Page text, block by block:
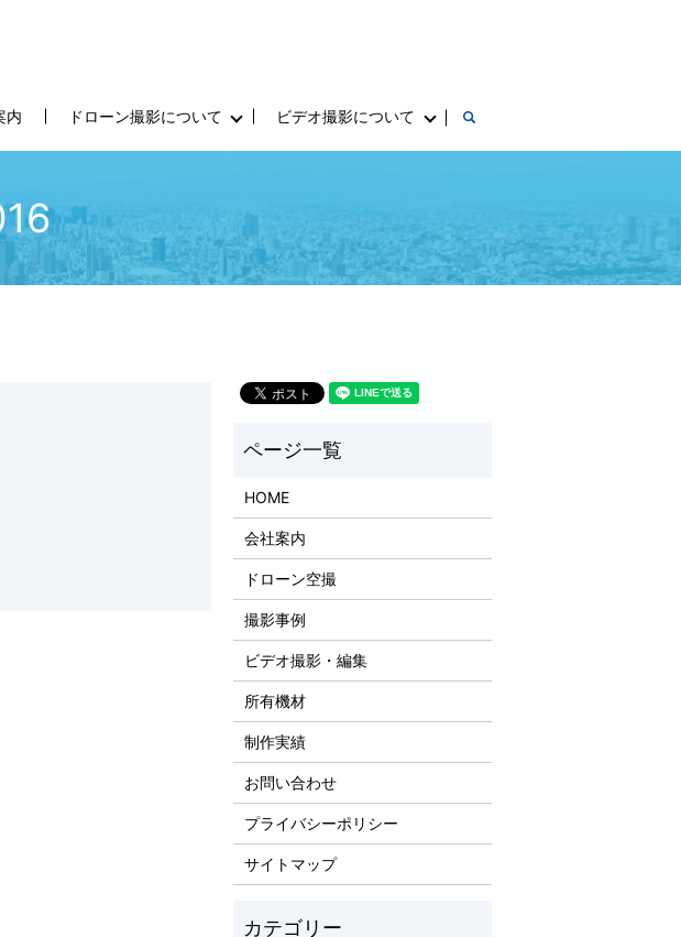
内 ドローン撮影について ビデオ撮影について search
HOME
会社案内
ドローン空撮
撮影事例
ビデオ撮影・編集
所有機材
制作実績
お問い合わせ
プライバシーポリシー
サイトマップ